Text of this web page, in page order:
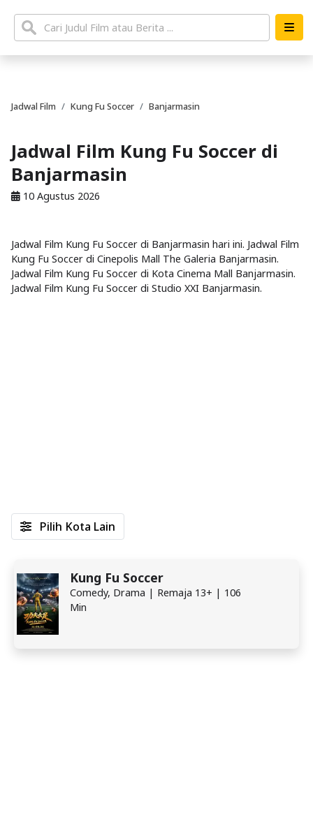
Jadwal Film Kung Fu Soccer Banjarmasin
Jadwal Film Kung Fu Soccer di
Banjarmasin
10 Agustus 2026
Jadwal Film Kung Fu Soccer di Banjarmasin hari ini. Jadwal Film
Kung Fu Soccer di Cinepolis Mall The Galeria Banjarmasin.
Jadwal Film Kung Fu Soccer di Kota Cinema Mall Banjarmasin.
Jadwal Film Kung Fu Soccer di Studio XXI Banjarmasin.
Kung Fu Soccer
Comedy, Drama | Remaja 13+ | 106
Min
Pilih Kota Lain